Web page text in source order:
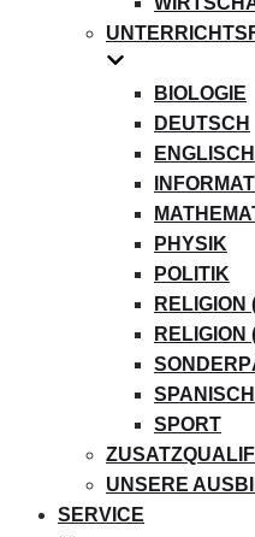
BIOLOGIE
DEUTSCH
ENGLISCH
PHYSIK
POLITIK
RELIGION
RELIGION
SPANISCH
SPORT
UNSERE
SERVICE